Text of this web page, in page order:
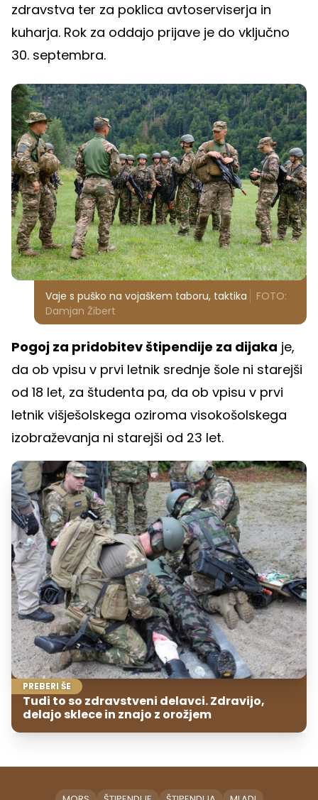
zdravstva ter za poklica avtoserviserja in
kuharja. Rok za oddajo prijave je do vključno
30. septembra.
Vaje s puško na vojaškem taboru, taktika
FOTO:
Damjan Žibert
Pogoj za pridobitev štipendije za dijaka je,
da ob vpisu v prvi letnik srednje šole ni starejši
od 18 let, za študenta pa, da ob vpisu v prvi
letnik višješolskega oziroma visokošolskega
izobraževanja ni starejši od 23 let.
PREBERI ŠE
Tudi to so zdravstveni delavci. Zdravijo,
delajo sklece in znajo z orožjem